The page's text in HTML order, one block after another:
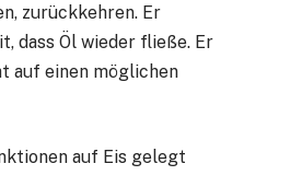
zurückkehren. Er
dass Öl wieder fließe. Er
auf einen möglichen
auf Eis gelegt